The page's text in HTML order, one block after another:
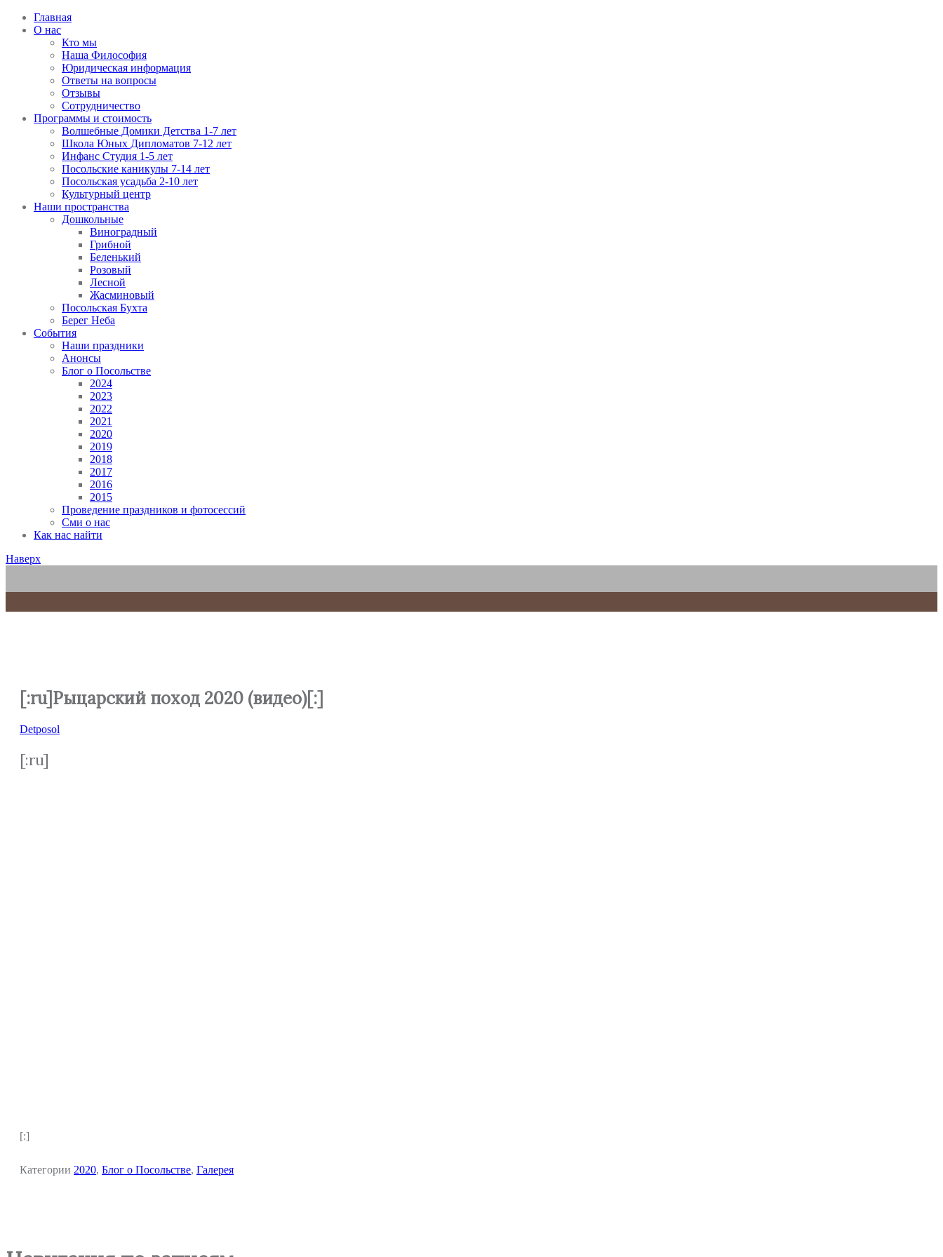
Главная
О нас
Кто мы
Наша Философия
Юридическая информация
Ответы на вопросы
Отзывы
Сотрудничество
Программы и стоимость
Волшебные Домики Детства 1-7 лет
Школа Юных Дипломатов 7-12 лет
Инфанс Студия 1-5 лет
Посольские каникулы 7-14 лет
Посольская усадьба 2-10 лет
Культурный центр
Наши пространства
Дошкольные
Виноградный
Грибной
Беленький
Розовый
Лесной
Жасминовый
Посольская Бухта
Берег Неба
События
Наши праздники
Анонсы
Блог о Посольстве
2024
2023
2022
2021
2020
2019
2018
2017
2016
2015
Проведение праздников и фотосессий
Сми о нас
Как нас найти
Наверх
[:ru]Рыцарский поход 2020 (видео)[:]
Detposol
[:ru]
[:]
Категории 2020, Блог о Посольстве, Галерея